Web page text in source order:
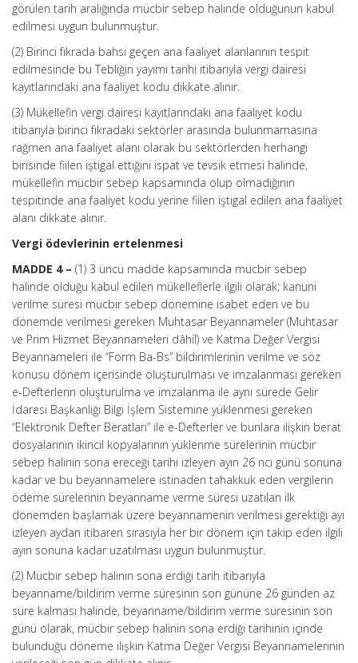
görülen tarih aralığında mücbir sebep halinde olduğunun kabul
edilmesi uygun bulunmuştur.
(2) Birinci fıkrada bahsi geçen ana faaliyet alanlarının tespit
edilmesinde bu Tebliğin yayımı tarihi itibarıyla vergi dairesi
kayıtlarındaki ana faaliyet kodu dikkate alınır.
(3) Mükellefin vergi dairesi kayıtlarındaki ana faaliyet kodu
itibarıyla birinci fıkradaki sektörler arasında bulunmamasına
rağmen ana faaliyet alanı olarak bu sektörlerden herhangi
birisinde fiilen iştigal ettiğini ispat ve tevsik etmesi halinde,
mükellefin mücbir sebep kapsamında olup olmadığının
tespitinde ana faaliyet kodu yerine fiilen iştigal edilen ana faaliyet
alanı dikkate alınır.
Vergi ödevlerinin ertelenmesi
MADDE 4 – (1) 3 üncü madde kapsamında mücbir sebep
halinde olduğu kabul edilen mükelleflerle ilgili olarak; kanuni
verilme süresi mücbir sebep dönemine isabet eden ve bu
dönemde verilmesi gereken Muhtasar Beyannameler (Muhtasar
ve Prim Hizmet Beyannameleri dâhil) ve Katma Değer Vergisi
Beyannameleri ile “Form Ba-Bs” bildirimlerinin verilme ve söz
konusu dönem içerisinde oluşturulması ve imzalanması gereken
e-Defterlerin oluşturulma ve imzalanma ile aynı sürede Gelir
İdaresi Başkanlığı Bilgi İşlem Sistemine yüklenmesi gereken
“Elektronik Defter Beratları” ile e-Defterler ve bunlara ilişkin berat
dosyalarının ikincil kopyalarının yüklenme sürelerinin mücbir
sebep halinin sona ereceği tarihi izleyen ayın 26 ncı günü sonuna
kadar ve bu beyannamelere istinaden tahakkuk eden vergilerin
ödeme sürelerinin beyanname verme süresi uzatılan ilk
dönemden başlamak üzere beyannamenin verilmesi gerektiği ayı
izleyen aydan itibaren sırasıyla her bir dönem için takip eden ilgili
ayın sonuna kadar uzatılması uygun bulunmuştur.
(2) Mücbir sebep halinin sona erdiği tarih itibarıyla
beyanname/bildirim verme süresinin son gününe 26 günden az
süre kalması halinde, beyanname/bildirim verme süresinin son
günü olarak, mücbir sebep halinin sona erdiği tarihinin içinde
bulunduğu döneme ilişkin Katma Değer Vergisi Beyannamelerinin